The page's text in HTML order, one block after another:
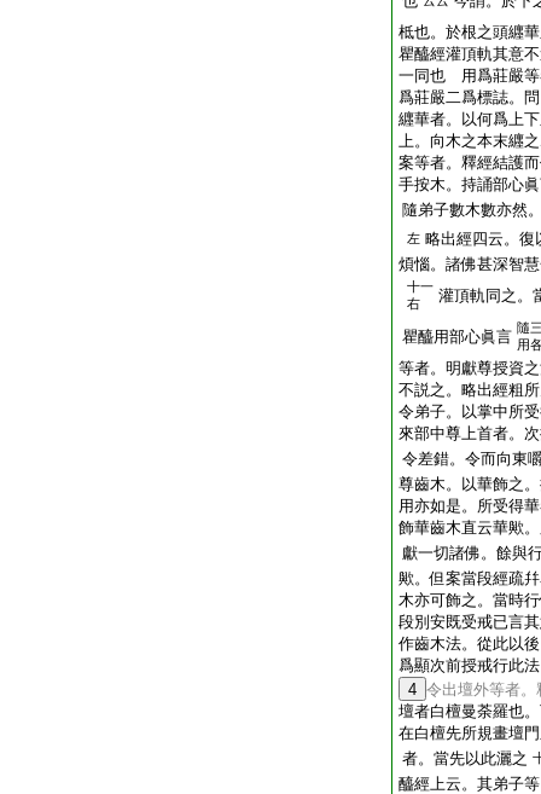
柢也。於根之頭纒
瞿醯經灌頂軌其意
一同也 用爲莊嚴等
爲莊嚴二爲標誌。
纒華者。以何爲上
上。向木之本末纒
案等者。釋經結護
手按木。持誦部心
隨弟子數木數亦然
左 略出經四云。復
煩惱。諸佛甚深智
十一
右
灌頂軌同之。
瞿醯用部心眞言 隨
用
等者。明獻尊授資
不説之。略出經粗
令弟子。以掌中所
來部中尊上首者。
令差錯。令而向東
尊齒木。以華飾之
用亦如是。所受得
飾華齒木直云華歟
獻一切諸佛。餘與
歟。但案當段經疏
木亦可飾之。當時
段別安既受戒已言
作齒木法。從此以
爲顯次前授戒行此
4 令出壇外等者
壇者白檀曼荼羅也
在白檀先所規畫壇
者。當先以此灑之
醯經上云。其弟子